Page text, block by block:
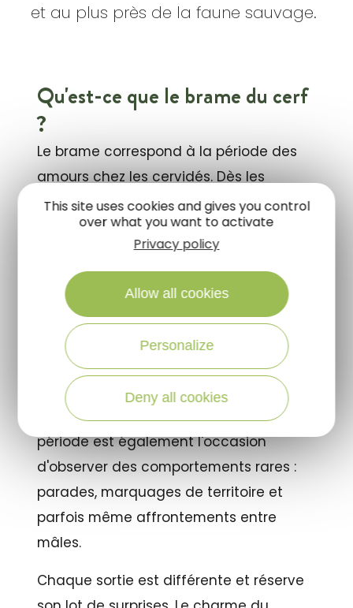
et au plus près de la faune sauvage.
Qu'est-ce que le brame du cerf
?
Le brame correspond à la période des
amours chez les cervidés. Dès les
premières fraîcheurs de l'automne,
généralemententre la mi-septembre et
le début du mois d'octobre
entrent en compétition pour constituer
leur harem de biches.
Leurs cris puissants, parfois audibles à
plusieurs kilomètres, résonnent dans les
forêts solognotes et offrent
expérience sonore exceptionnelle. Cette
période est également l'occasion
d'observer des comportements rares :
parades, marquages de territoire et
parfois même affrontements entre
mâles.
Chaque sortie est différente et réserve
This site uses cookies and gives you control
over what you want to activate
Privacy policy
Allow all cookies
Personalize
Deny all cookies